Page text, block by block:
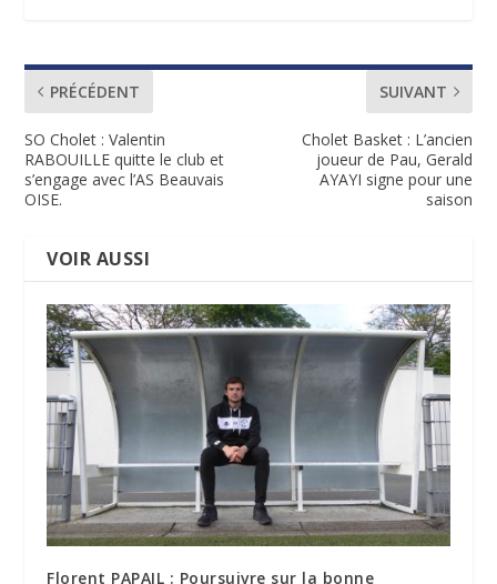
PRÉCÉDENT
SO Cholet : Valentin
RABOUILLE quitte le club et
s’engage avec l’AS Beauvais
OISE.
SUIVANT
Cholet Basket : L’ancien
joueur de Pau, Gerald
AYAYI signe pour une
saison
VOIR AUSSI
Florent PAPAIL : Poursuivre sur la bonne